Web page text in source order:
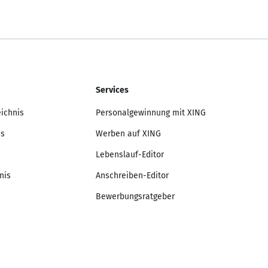
Services
Personalgewinnung mit XING
Werben auf XING
Lebenslauf-Editor
Anschreiben-Editor
Bewerbungsratgeber